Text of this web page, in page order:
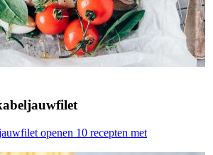
openen 10 recepten met